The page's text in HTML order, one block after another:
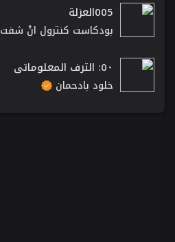
005العزلة
بودكاست كنترول انْ شفت
٥٠: الترف المعلوماتي
خلود بادحمان